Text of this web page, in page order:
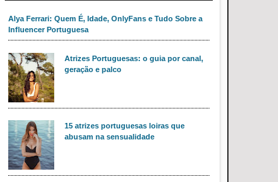
Alya Ferrari: Quem É, Idade, OnlyFans e Tudo Sobre a
Influencer Portuguesa
Atrizes Portuguesas: o guia por canal,
geração e palco
15 atrizes portuguesas loiras que
abusam na sensualidade